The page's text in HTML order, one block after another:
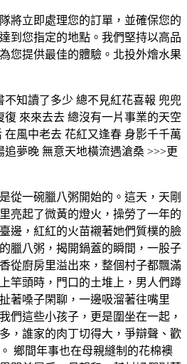
將立即處理您的訂單，並確保您的
到您指定的地點。我們堅持以高品
您提供最佳的體驗。北投外燴水果
知讀了多少 總不見紅花喜報 兜兜
來來去去 總沒有一片事業的天空
在風中老去 花紅又逢春 身影千千萬
夢晚 無意天地橫流遇滄桑 >>>更
從一碗臘八粥開始的。這天，天剛
亮起了微黃的燈火，操勞了一年的
邊，紅紅的火苗襯著她們質樸的臉
臘八粥，揭開鍋蓋的瞬間，一股子
從廚房里溢出來，整個村子都飄滿
竿頭時，門口的土堆上，男人們蹲
著嗓子閑聊，一邊吸溜著往嘴里
們這些小孩子，更是圍坐在一起，
，誰家的肉丁切得大，爭辯聲、歡
鄉間年事也在母親縫制的花棉襖